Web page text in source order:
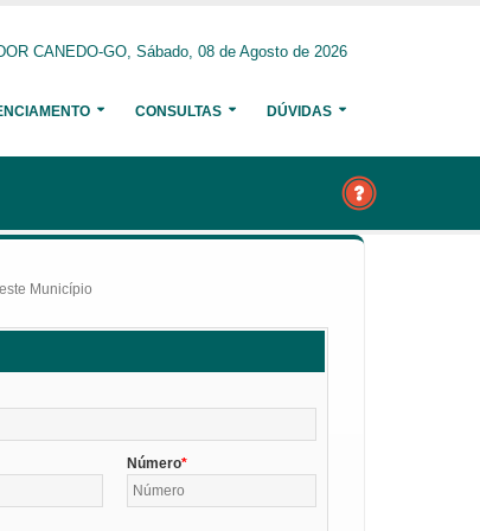
CANEDO-GO, Sábado, 08 de Agosto de 2026
CONSULTAS DÚVIDAS
Município
Número